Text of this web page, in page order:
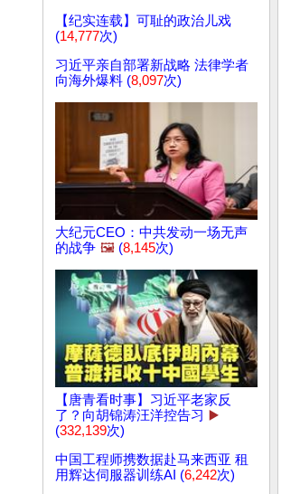
【纪实连载】可耻的政治儿戏
(14,777次)
习近平亲自部署新战略 法律学者
向海外爆料 (8,097次)
大纪元CEO：中共发动一场无声
的战争 🖼️ (8,145次)
【唐青看时事】习近平老家反
了？向胡锦涛汪洋控告习 ▶️
(332,139次)
中国工程师携数据赴马来西亚 租
用辉达伺服器训练AI (6,242次)